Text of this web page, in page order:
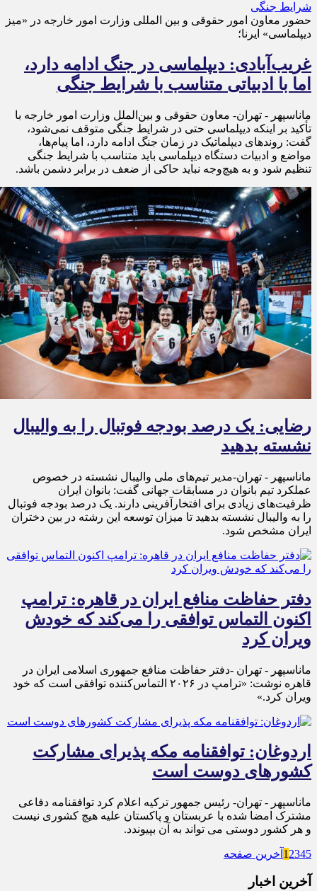
حضور معاون امور حقوقی و بین المللی وزارت امور خارجه در «میز
دیپلماسی» ایرنا؛
غریب‌آبادی: دیپلماسی در جنگ ادامه دارد،
اما با ادبیاتی متناسب با شرایط جنگی
ماناسپهر - تهران- معاون حقوقی و بین‌الملل وزارت امور خارجه با
تأکید بر اینکه دیپلماسی حتی در شرایط جنگی متوقف نمی‌شود،
گفت: روندهای دیپلماتیک در زمان جنگ ادامه دارد، اما پیام‌ها،
مواضع و ادبیات دستگاه دیپلماسی باید متناسب با شرایط جنگی
تنظیم شود و به هیچ‌وجه نباید حاکی از ضعف در برابر دشمن باشد.
رضایی: یک درصد بودجه فوتبال را به والیبال
نشسته بدهید
ماناسپهر - تهران-مدیر تیم‌های ملی والیبال نشسته در خصوص
عملکرد تیم بانوان در مسابقات جهانی گفت: بانوان ایران
ظرفیت‌های زیادی برای افتخارآفرینی دارند. یک درصد بودجه فوتبال
را به والیبال نشسته بدهید تا میزان توسعه این رشته در بین دختران
ایران مشخص شود.
دفتر حفاظت منافع ایران در قاهره: ترامپ
اکنون التماس توافقی را می‌کند که خودش
ویران کرد
ماناسپهر - تهران -دفتر حفاظت منافع جمهوری اسلامی ایران در
قاهره نوشت: «ترامپ در ۲۰۲۶ التماس‌کننده توافقی است که خود
ویران کرد.»
اردوغان: توافقنامه مکه پذیرای مشارکت
کشورهای دوست است
ماناسپهر - تهران- رئیس جمهور ترکیه اعلام کرد توافقنامه دفاعی
مشترک امضا شده با عربستان و پاکستان علیه هیچ کشوری نیست
و هر کشور دوستی می تواند به آن بپیوندد.
1 2345 آخرین صفحه
آخرین اخبار